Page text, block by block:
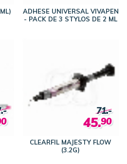
ADHESE UNIVERSAL VIVAPEN
- PACK DE 3 STYLOS DE 2 ML
CLEARFIL MAJESTY FLOW
(3.2G)
71.-
45.90